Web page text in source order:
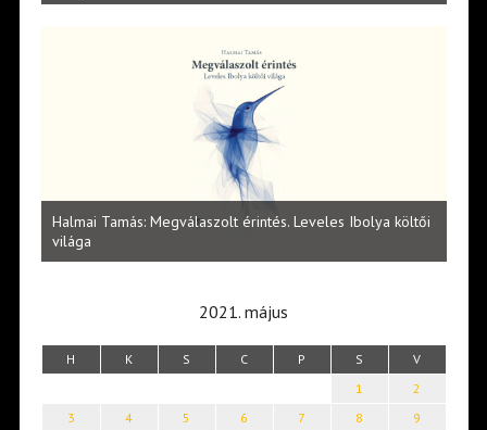
Halmai Tamás: Megválaszolt érintés. Leveles Ibolya költői
világa
2021. május
H K S C P S V
1
2
3
4 5 6 7 8
9